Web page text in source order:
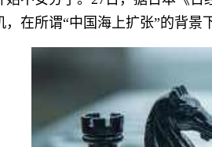
在所谓“中国海上扩张”的背景